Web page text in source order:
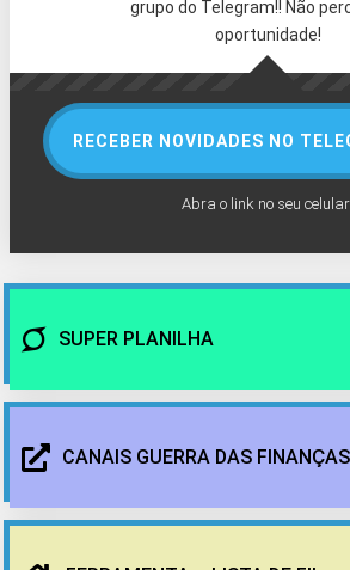
grupo do Telegram!! Não
oportunidade!
RECEBER NOVIDADES NO
Abra o link no seu
SUPER PLANILHA
CANAIS GUERRA DAS FINANÇAS